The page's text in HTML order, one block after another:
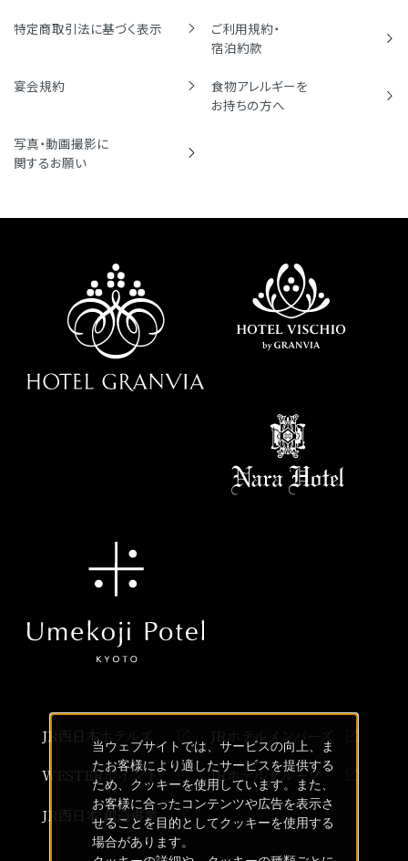
特定商取引法に基づく表示
ご利用規約・
宿泊約款
宴会規約
食物アレルギーを
お持ちの方へ
写真・動画撮影に
関するお願い
JR西日本ホテルズ
JRホテルメンバーズ
WESTERポイント
JRホテルグループ
JR西日本 創造事業
当ウェブサイトでは、サービスの向上、ま
たお客様により適したサービスを提供する
ため、クッキーを使用しています。また、
お客様に合ったコンテンツや広告を表示さ
せることを目的としてクッキーを使用する
場合があります。